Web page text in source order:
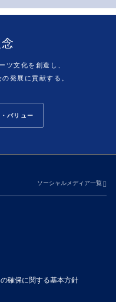
ツ文化を創造し、
発展に貢献する。
バリュー
ソーシャルメディア一覧
確保に関する基本方針